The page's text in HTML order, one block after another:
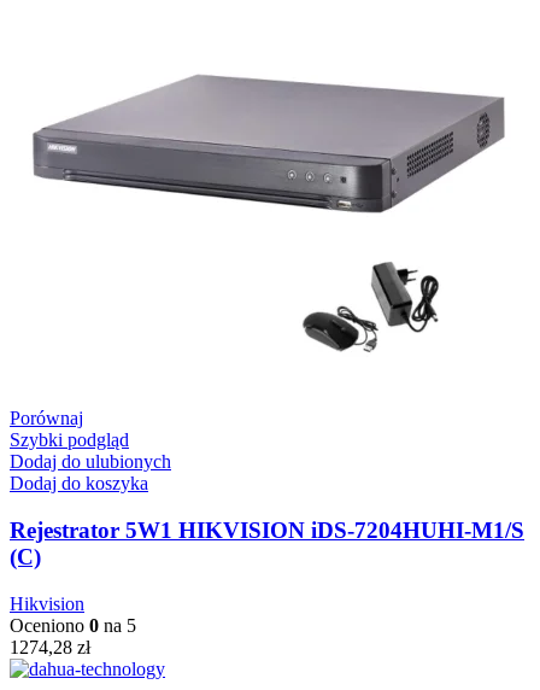
Porównaj
Szybki podgląd
Dodaj do ulubionych
Dodaj do koszyka
Rejestrator 5W1 HIKVISION iDS-7204HUHI-M1/S
(C)
Hikvision
Oceniono 0 na 5
1274,28 zł